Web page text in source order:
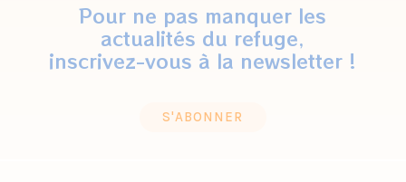
Pour ne pas manquer les
actualités du refuge,
inscrivez-vous à la newsletter !
S'ABONNER